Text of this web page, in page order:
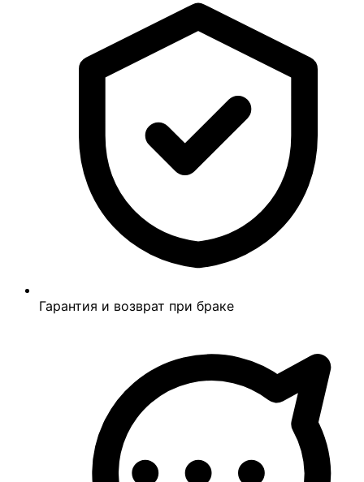
Гарантия и возврат при браке